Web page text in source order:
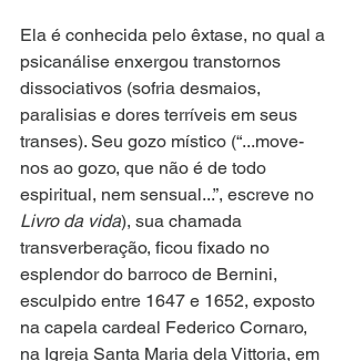
Ela é conhecida pelo êxtase, no qual a
psicanálise enxergou transtornos
dissociativos (sofria desmaios,
paralisias e dores terríveis em seus
transes). Seu gozo místico (“...move-
nos ao gozo, que não é de todo
espiritual, nem sensual...”, escreve no
Livro da vida), sua chamada
transverberação, ficou fixado no
esplendor do barroco de Bernini,
esculpido entre 1647 e 1652, exposto
na capela cardeal Federico Cornaro,
na Igreja Santa Maria dela Vittoria, em